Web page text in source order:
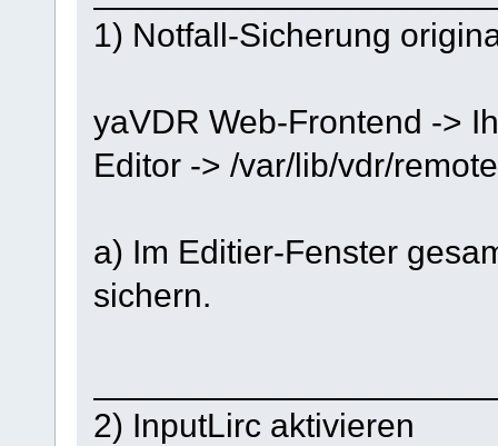
1) Notfall-Sicherung
yaVDR Web-Frontend ->
Editor -> /var/lib/vdr/
a) Im Editier-Fenster
sichern.
2) InputLirc aktivieren